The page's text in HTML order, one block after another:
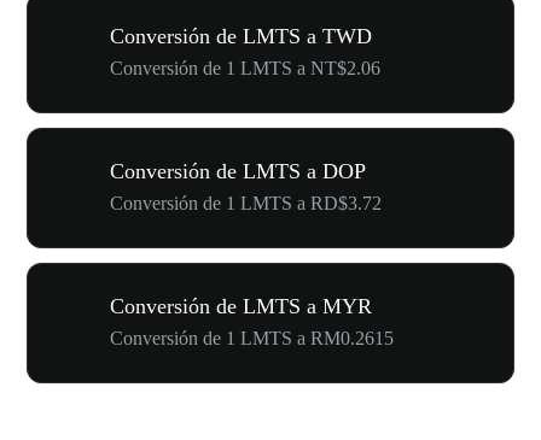
Conversión de LMTS a TWD
Conversión de 1 LMTS a NT$2.06
Conversión de LMTS a DOP
Conversión de 1 LMTS a RD$3.72
Conversión de LMTS a MYR
Conversión de 1 LMTS a RM0.2615